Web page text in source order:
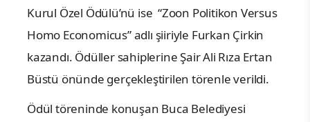
Kurul Özel Ödülü’nü ise “Zoon Politikon Versus
Homo Economicus” adlı şiiriyle Furkan Çirkin
kazandı. Ödüller sahiplerine Şair Ali Rıza Ertan
Büstü önünde gerçekleştirilen törenle verildi.
Ödül töreninde konuşan Buca Belediyesi